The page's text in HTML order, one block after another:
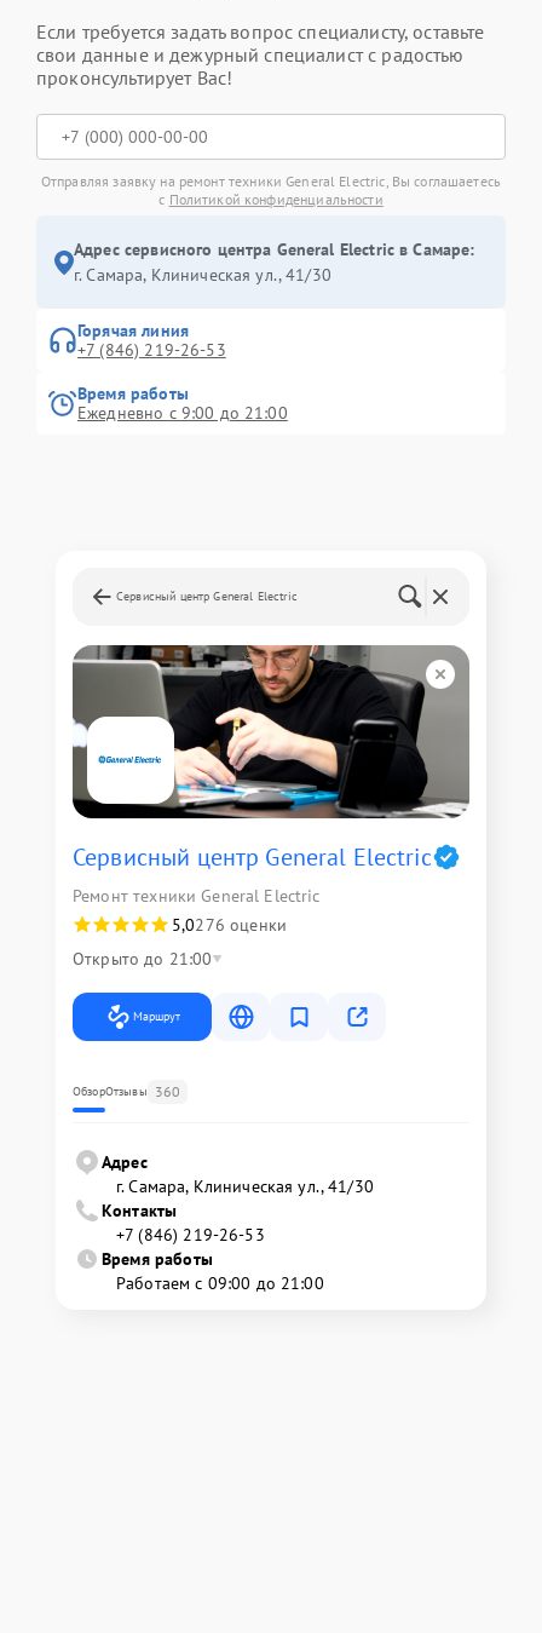
Если требуется задать вопрос специалисту, оставьте
свои данные и дежурный специалист с радостью
проконсультирует Вас!
Отправляя заявку на ремонт техники General Electric, Вы соглашаетесь
с Политикой конфиденциальности
Адрес сервисного центра General Electric в Самаре:
г. Самара, Клиническая ул., 41/30
Горячая линия
+7 (846) 219-26-53
Время работы
Ежедневно с 9:00 до 21:00
Сервисный центр General Electric
Сервисный центр General Electric
Ремонт техники General Electric
5,0276 оценки
Открыто до 21:00
Маршрут
ОбзорОтзывы 360
Адрес
г. Самара, Клиническая ул., 41/30
Контакты
+7 (846) 219-26-53
Время работы
Работаем с 09:00 до 21:00